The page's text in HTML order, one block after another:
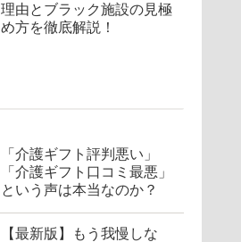
理由とブラック施設の見極
め方を徹底解説！
「介護ギフト評判悪い」
「介護ギフト口コミ最悪」
という声は本当なのか？
【最新版】もう我慢しな